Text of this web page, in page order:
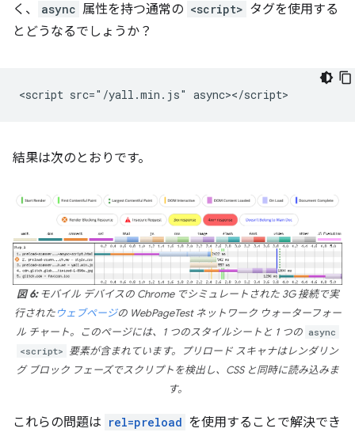
く、
async 属性を持つ通常の <script> タグを使用する
とどうなるでしょうか？
結果は次のとおりです。
図 6:モバイル デバイスの Chrome でシミュレートされた 3G 接続で実
行されたウェブページの WebPageTest ネットワーク ウォーターフォー
ル チャート。このページには、1 つのスタイルシートと 1 つの async
<script> 要素が含まれています。プリロード スキャナはレンダリン
グ ブロック フェーズでスクリプトを検出し、CSS と同時に読み込みま
す。
これらの問題は rel=preload を使用することで解決でき